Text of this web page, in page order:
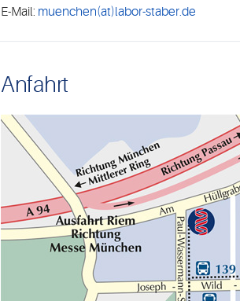
E-Mail: muenchen(at)labor-staber.de
Anfahrt